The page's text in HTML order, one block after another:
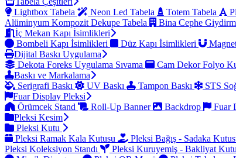
Lightbox Tabela
Neon Led Tabela Totem Tabela
Alüminyum Kompozit Dekupe Tabela
Bina Cephe
İç Mekan Kapı İsimlikleri
Bombeli Kapı İsimlikleri
Düz Kapı İsimlikleri
Dijital Baskı Uygulama
Dekota Foreks Uygulama Sıvama
Cam Dekor Folyo
Baskı ve Markalama
Serigrafi Baskı
UV Baskı Tampon Baskı STS
Fuar Display Pleksi
Örümcek Stand
Roll-Up Banner Backdrop Fuar
Pleksi Kesim
Pleksi Kutu
Pleksi Ramak Kala Kutusu
Pleksi Bağış - Sadaka
Pleksi Koleksiyon Standı
Pleksi Kuruyemiş - Bakliyat